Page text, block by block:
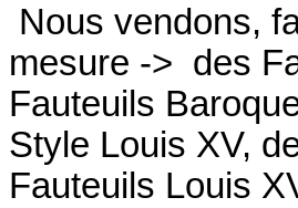
Nous vendons,
mesure -> des
Fauteuils
Style Louis XV,
Fauteuils Louis